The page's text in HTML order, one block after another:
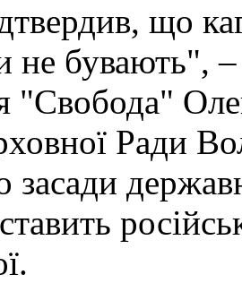
що
бувають", ‒
"Свобода"
Ради
засади